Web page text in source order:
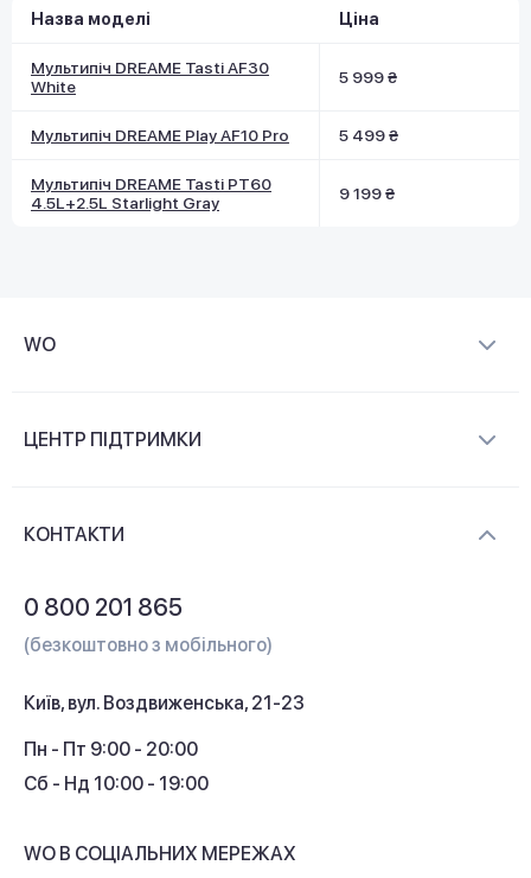
Назва моделі Ціна
Мультипіч DREAME Tasti AF30
White
5 999 ₴
Мультипіч DREAME Play AF10 Pro 5 499 ₴
Мультипіч DREAME Tasti PT60
4.5L+2.5L Starlight Gray
9 199 ₴
WO
Контакти
ЦЕНТР ПІДТРИМКИ
Кешбек
КОНТАКТИ
0 800 201 865
(безкоштовно з мобільного)
Київ, вул. Воздвиженська, 21-23
Пн - Пт 9:00 - 20:00
Сб - Нд 10:00 - 19:00
WO В СОЦІАЛЬНИХ МЕРЕЖАХ